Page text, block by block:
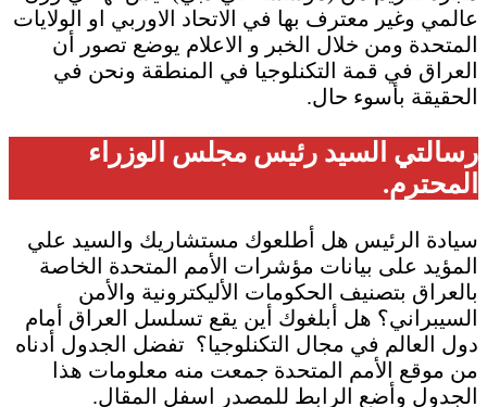
عالمي وغير معترف بها في الاتحاد الاوربي او الولايات
المتحدة ومن خلال الخبر و الاعلام يوضع تصور أن
العراق في قمة التكنلوجيا في المنطقة ونحن في
الحقيقة بأسوء حال.
رسالتي السيد رئيس مجلس الوزراء
المحترم.
سيادة الرئيس هل أطلعوك مستشاريك والسيد علي
المؤيد على بيانات مؤشرات الأمم المتحدة الخاصة
بالعراق بتصنيف الحكومات الأليكترونية والأمن
السيبراني؟ هل أبلغوك أين يقع تسلسل العراق أمام
دول العالم في مجال التكنلوجيا؟ تفضل الجدول أدناه
من موقع الأمم المتحدة جمعت منه معلومات هذا
الجدول وأضع الرابط للمصدر اسفل المقال.